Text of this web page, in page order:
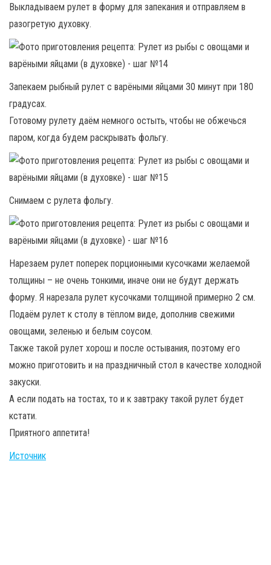
Выкладываем рулет в форму для запекания и отправляем в
разогретую духовку.
Запекаем рыбный рулет с варёными яйцами 30 минут при 180
градусах.
Готовому рулету даём немного остыть, чтобы не обжечься
паром, когда будем раскрывать фольгу.
Снимаем с рулета фольгу.
Нарезаем рулет поперек порционными кусочками желаемой
толщины – не очень тонкими, иначе они не будут держать
форму. Я нарезала рулет кусочками толщиной примерно 2 см.
Подаём рулет к столу в тёплом виде, дополнив свежими
овощами, зеленью и белым соусом.
Также такой рулет хорош и после остывания, поэтому его
можно приготовить и на праздничный стол в качестве холодной
закуски.
А если подать на тостах, то и к завтраку такой рулет будет
кстати.
Приятного аппетита!
Источник